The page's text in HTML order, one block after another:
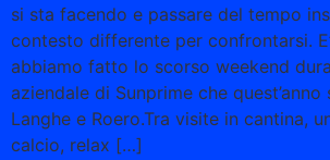
si sta facendo e passare del tempo
contesto differente per confrontarsi.
abbiamo fatto lo scorso weekend
aziendale di Sunprime che quest’anno
Langhe e Roero.Tra visite in cantina,
calcio, relax […]